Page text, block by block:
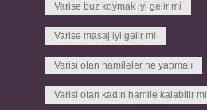
Varise buz koymak iyi gelir mi
Varise masaj iyi gelir mi
Varisi olan hamileler ne yapmalı
Varisi olan kadın hamile kalabilir mi